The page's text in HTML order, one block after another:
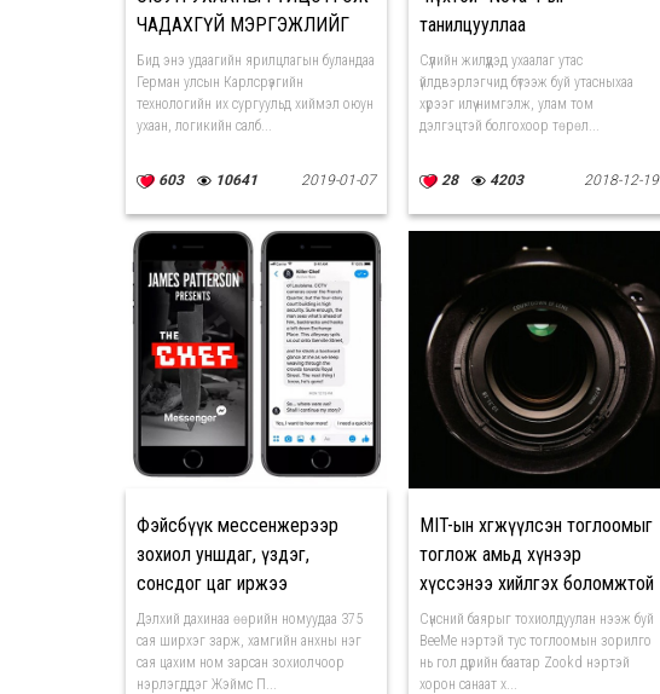
ЧАДАХГҮЙ МЭРГЭЖЛИЙГ
СОНГОХ ХЭРЭГТЭЙ
Бид энэ удаагийн ярилцлагын буландаа
Герман улсын Карлсрүэгийн
технологийн их сургуульд хиймэл оюун
ухаан, логикийн салб...
603 10641 2019-01-07
танилцууллаа
Сүүлийн жилүүдэд ухаалаг утас
үйлдвэрлэгчид бүтээж буй утасныхаа
хүрээг илүү нимгэлж, улам том
дэлгэцтэй болгохоор төрөл...
28 4203 2018-12-19
Фэйсбүүк мессенжерээр
зохиол уншдаг, үздэг,
сонсдог цаг иржээ
Дэлхий дахинаа өөрийн номуудаа 375
сая ширхэг зарж, хамгийн анхны нэг
сая цахим ном зарсан зохиолчоор
нэрлэгддэг Жэймс П...
MIT-ын хөгжүүлсэн тоглоомыг
тоглож амьд хүнээр
хүссэнээ хийлгэх боломжтой
Сүнсний баярыг тохиолдуулан нээж буй
BeeMe нэртэй тус тоглоомын зорилго
нь гол дүрийн баатар Zookd нэртэй
хорон санаат х...